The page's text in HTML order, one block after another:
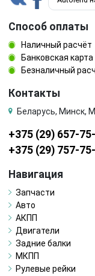
Способ оплаты
Наличный расчёт
Банковская карта
Безналичный
Контакты
Беларусь, Минск,
+375 (29) 657-
+375 (29) 757-
Навигация
Запчасти
Авто
АКПП
Двигатели
Задние балки
МКПП
Рулевые рейки